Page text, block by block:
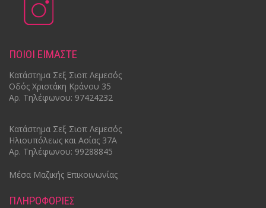
ΠΟΙΟΙ ΕΙΜΑΣΤΕ
Κατάστημα Σεξ Σιοπ Λεμεσός
Οδός Χριστάκη Κράνου 35
Αρ. Τηλέφωνου: 97424232
Κατάστημα Σεξ Σιοπ Λεμεσός
Ηλιουπόλεως και Ασίας 37Α
Αρ. Τηλέφωνου: 99288845
Μέσα Μαζικής Επικοινωνίας
ΠΛΗΡΟΦΟΡIΕΣ